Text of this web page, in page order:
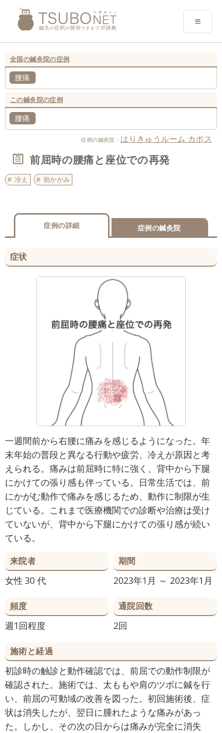
全国の鍼灸院の症例
腰痛
この鍼灸院の症例
腰痛
症例の鍼灸院： はりきゅうルーム カポス
前屈時の腰痛と座位での再発
冷え 前かがみ
症例の詳細 症例の鍼灸院
症状
一週間前から右腰に痛みを感じるようになった。年
末年始の普段と異なる行動や疲労、冷えが原因と考
えられる。痛みは前屈時に特に強く、背中から下腿
にかけての張り感も伴っている。日常生活では、前
にかがむ動作で痛みを感じるため、動作に制限が生
じている。これまで医療機関での診断や治療は受け
ていないが、背中から下腿にかけての張り感が続い
ている。
来院者
女性 30 代
期間
2023年1月 ～ 2023年1月
頻度
週1回程度
通院回数
2回
施術と経過
初診時の触診と動作確認では、前屈での動作制限が
確認された。施術では、太ももや肩のツボに鍼を行
い、前屈の可動域の改善を図った。初回施術後、症
状は消失したが、翌日に腫れたような痛みがあっ
た。しかし、その次の日からは痛みが完全に消失